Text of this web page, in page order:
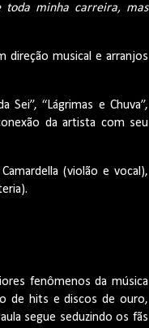
toda minha carreira, mas
direção musical e arranjos
“Lágrimas e Chuva”,
da artista com seu
(violão e vocal),
fenômenos da música
de hits e discos de ouro,
segue seduzindo os fãs